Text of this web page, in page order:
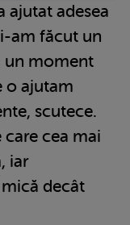
ajutat adesea
am făcut un
un moment
o ajutam
scutece.
cea mai
iar
decât